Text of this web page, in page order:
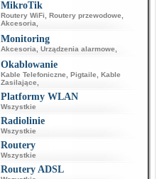
MikroTik
Routery WiFi Routery przewodowe
Akcesoria
Monitoring
Akcesoria Urządzenia alarmowe
Okablowanie
Kable Telefoniczne Pigtaile
Kable
Zasilające
Platformy WLAN
Wszystkie
Radiolinie
Wszystkie
Routery
Wszystkie
Routery ADSL